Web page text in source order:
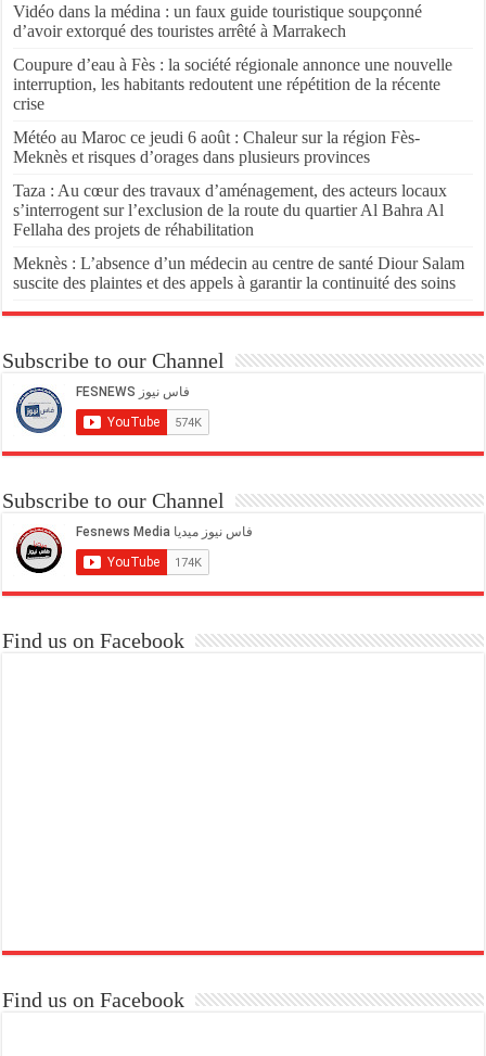
Vidéo dans la médina : un faux guide touristique soupçonné
d’avoir extorqué des touristes arrêté à Marrakech
Coupure d’eau à Fès : la société régionale annonce une nouvelle
interruption, les habitants redoutent une répétition de la récente
crise
Météo au Maroc ce jeudi 6 août : Chaleur sur la région Fès-
Meknès et risques d’orages dans plusieurs provinces
Taza : Au cœur des travaux d’aménagement, des acteurs locaux
s’interrogent sur l’exclusion de la route du quartier Al Bahra Al
Fellaha des projets de réhabilitation
Meknès : L’absence d’un médecin au centre de santé Diour Salam
suscite des plaintes et des appels à garantir la continuité des soins
Subscribe to our Channel
Subscribe to our Channel
Find us on Facebook
Find us on Facebook